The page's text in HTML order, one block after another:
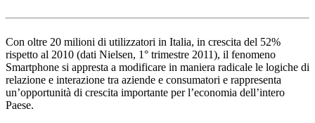
Con oltre 20 milioni di utilizzatori in Italia, in crescita del 52%
rispetto al 2010 (dati Nielsen, 1° trimestre 2011), il fenomeno
Smartphone si appresta a modificare in maniera radicale le logiche di
relazione e interazione tra aziende e consumatori e rappresenta
un’opportunità di crescita importante per l’economia dell’intero
Paese.